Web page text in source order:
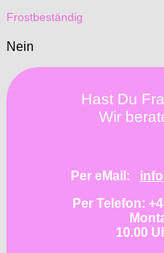
Frostbeständig
Nein
Hast Du
Wir
Per eMail:
Per Telefon:
10.00